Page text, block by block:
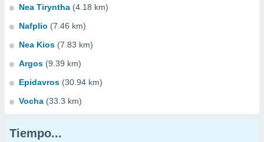
Nea Tiryntha (4.18 km)
Nafplio (7.46 km)
Nea Kios (7.83 km)
Argos (9.39 km)
Epidavros (30.94 km)
Vocha (33.3 km)
Tiempo...